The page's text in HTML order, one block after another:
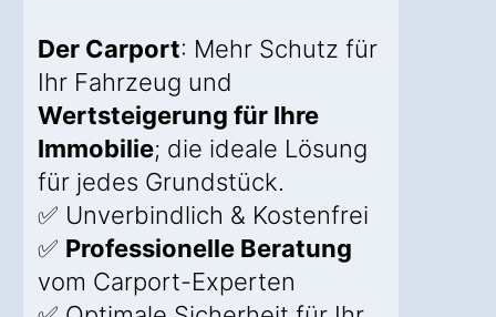
Der Carport: Mehr Schutz für
Ihr Fahrzeug und
Wertsteigerung für Ihre
Immobilie; die ideale Lösung
für jedes Grundstück.
✅ Unverbindlich & Kostenfrei
✅ Professionelle Beratung
vom Carport-Experten